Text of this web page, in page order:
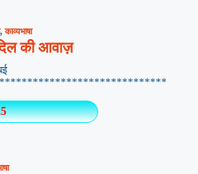
,काव्यभाषा
की आवाज़